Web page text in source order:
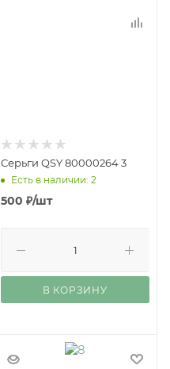
Серьги QSY 80000264 3
Есть в наличии: 2
500 ₽/шт
В КОРЗИНУ